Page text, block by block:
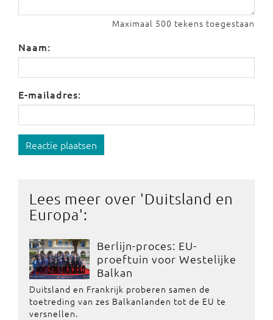
Maximaal 500 tekens toegestaan
Naam:
E-mailadres:
Reactie plaatsen
Lees meer over 'Duitsland en
Europa':
Berlijn-proces: EU-
proeftuin voor Westelijke
Balkan
Duitsland en Frankrijk proberen samen de
toetreding van zes Balkanlanden tot de EU te
versnellen.